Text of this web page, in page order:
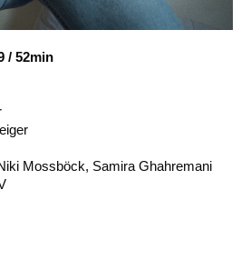
/ 52min
Mossböck, Samira Ghahremani